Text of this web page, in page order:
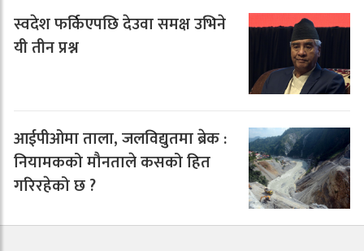
स्वदेश फर्किएपछि देउवा समक्ष उभिने
यी तीन प्रश्न
आईपीओमा ताला, जलविद्युतमा ब्रेक :
नियामकको मौनताले कसको हित
गरिरहेको छ ?